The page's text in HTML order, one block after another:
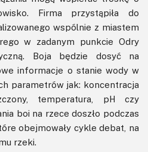
Firma przystąpiła do
wspólnie z miastem
w zadanym punkcie Odry
Boja będzie dosyć na
informacje o stanie wody w
parametrów jak: koncentracja
temperatura, pH czy
boi na rzece doszło podczas
obejmowały cykle debat, na
rzeki.